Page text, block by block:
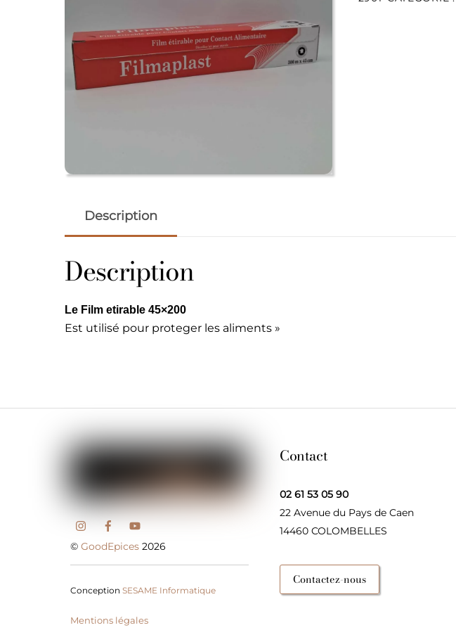
Description
Description
Le Film etirable 45×200
Est utilisé pour proteger les aliments »
©GoodEpices 2026
ConceptionSESAME Informatique
Mentions légales
Contact
02 61 53 05 90
22 Avenue du Pays de Caen
14460 COLOMBELLES
Contactez-nous